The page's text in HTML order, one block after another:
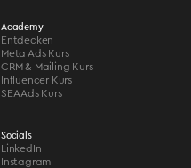
Academy
Entdecken
Meta Ads Kurs
CRM & Mailing Kurs
Influencer Kurs
SEA Ads Kurs
Socials
LinkedIn
Instagram